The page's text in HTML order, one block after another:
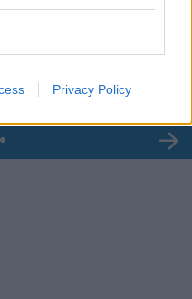
Privacy Policy
dall'ex compagna
ai giornalisti